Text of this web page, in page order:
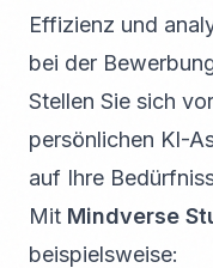
Effizienz und
bei der
Stellen Sie sich
persönlichen KI-
auf Ihre
Mit Mindverse
beispielsweise: